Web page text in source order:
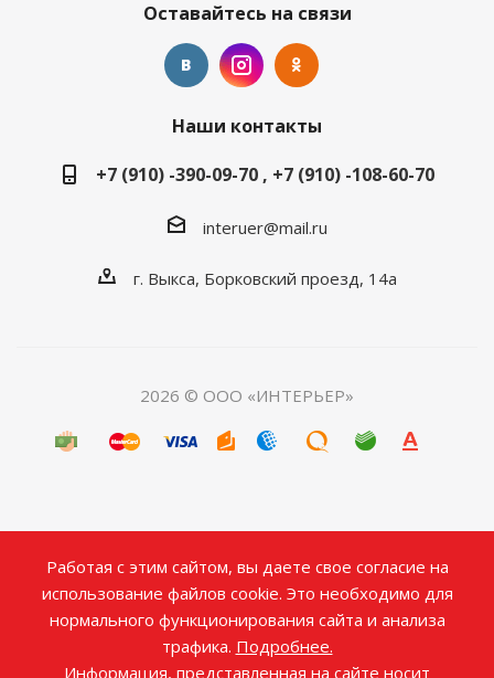
Оставайтесь на связи
Наши контакты
+7 (910) -390-09-70 , +7 (910) -108-60-70
interuer@mail.ru
г. Выкса, Борковский проезд, 14а
2026 © ООО «ИНТЕРЬЕР»
Работая с этим сайтом, вы даете свое согласие на
использование файлов cookie. Это необходимо для
нормального функционирования сайта и анализа
трафика. Подробнее.
Информация, представленная на сайте носит